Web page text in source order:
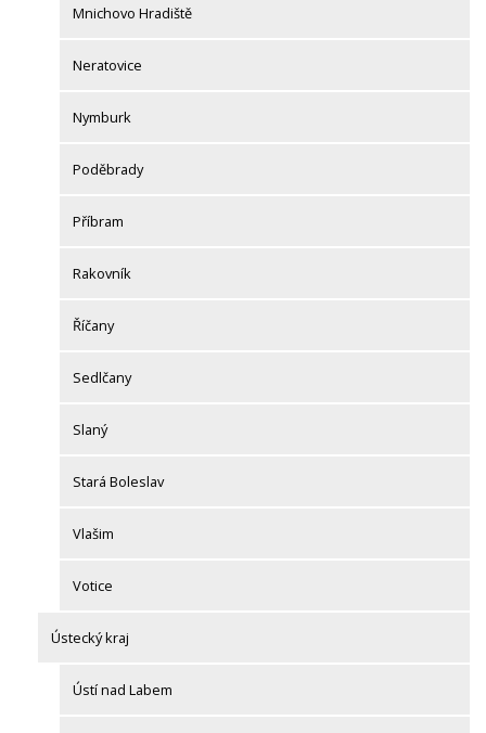
Mnichovo Hradiště
Neratovice
Nymburk
Poděbrady
Příbram
Rakovník
Říčany
Sedlčany
Slaný
Stará Boleslav
Vlašim
Votice
Ústecký kraj
Ústí nad Labem